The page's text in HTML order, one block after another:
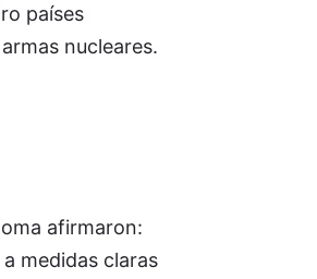
países
nucleares.
afirmaron:
medidas claras